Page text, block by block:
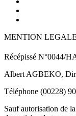
MENTION LEGALE
Récépissé N°0044/
Albert AGBEKO,
Téléphone (00228)
Sauf autorisation de